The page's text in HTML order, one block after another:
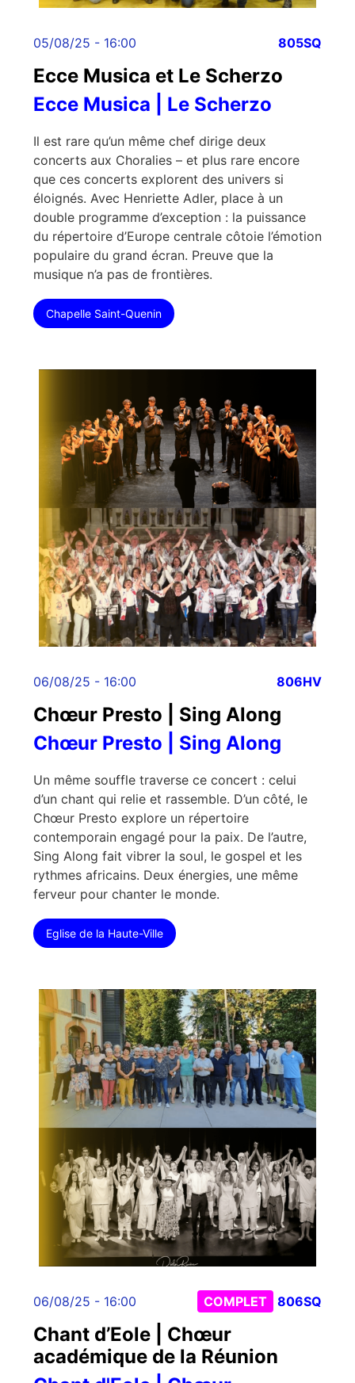
05/08/25 - 16:00 805SQ
Ecce Musica et Le Scherzo
Ecce Musica | Le Scherzo
Il est rare qu’un même chef dirige deux
concerts aux Choralies – et plus rare encore
que ces concerts explorent des univers si
éloignés. Avec Henriette Adler, place à un
double programme d’exception : la puissance
du répertoire d’Europe centrale côtoie l’émotion
populaire du grand écran. Preuve que la
musique n’a pas de frontières.
Chapelle Saint-Quenin
06/08/25 - 16:00 806HV
Chœur Presto | Sing Along
Chœur Presto | Sing Along
Un même souffle traverse ce concert : celui
d’un chant qui relie et rassemble. D’un côté, le
Chœur Presto explore un répertoire
contemporain engagé pour la paix. De l’autre,
Sing Along fait vibrer la soul, le gospel et les
rythmes africains. Deux énergies, une même
ferveur pour chanter le monde.
Eglise de la Haute-Ville
06/08/25 - 16:00 COMPLET 806SQ
Chant d’Eole | Chœur
académique de la Réunion